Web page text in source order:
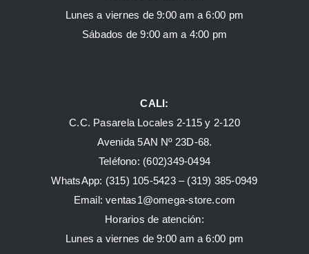
Lunes a viernes de 9:00 am a 6:00 pm
Sábados de 9:00 am a 4:00 pm
CALI:
C.C. Pasarela Locales 2-115 y 2-120
Avenida 5AN Nº 23D-68.
Teléfono: (602)349-0494
WhatsApp: (315) 105-5423 – (319) 385-0949
Email:ventas1@omega-store.com
Horarios de atención:
Lunes a viernes de 9:00 am a 6:00 pm